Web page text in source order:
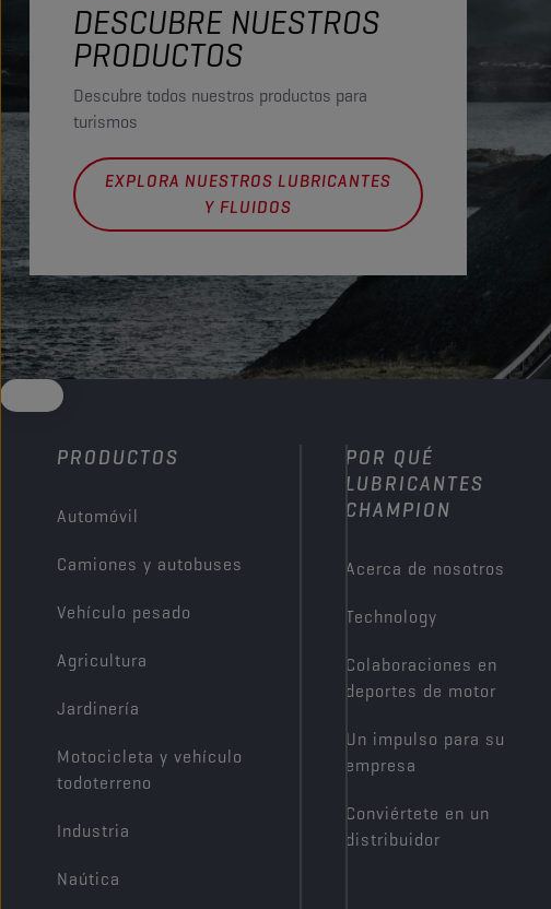
DESCUBRE NUESTROS
PRODUCTOS
Descubre todos nuestros productos para
turismos
EXPLORA NUESTROS LUBRICANTES
Y FLUIDOS
PRODUCTOS
Automóvil
Camiones y autobuses
Vehículo pesado
Agricultura
Jardinería
Motocicleta y vehículo
todoterreno
Industria
Naútica
POR QUÉ
LUBRICANTES
CHAMPION
Acerca de nosotros
Technology
Colaboraciones en
deportes de motor
Un impulso para su
empresa
Conviértete en un
distribuidor